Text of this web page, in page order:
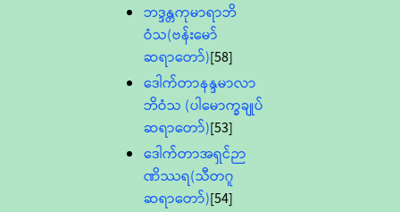
ဘဒ္ဒန္တကုမာရာဘိ
ဝံသ(ဗန်းမော်
ဆရာတော်)[58]
ဒေါက်တာနန္ဒမာလာ
ဘိဝံသ (ပါမောက္ခချုပ်
ဆရာတော်)[53]
ဒေါက်တာအရှင်ဉာ
ဏိဿရ(သီတဂူ
ဆရာတော်)[54]